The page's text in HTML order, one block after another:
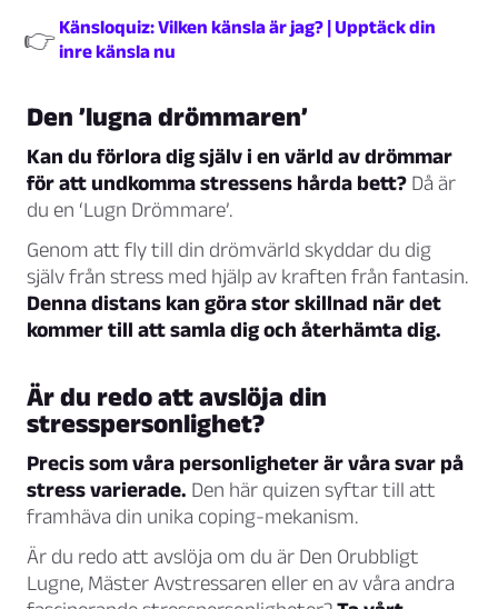
👉 Känsloquiz: Vilken känsla är jag? | Upptäck din
inre känsla nu
Den ’lugna drömmaren’
Kan du förlora dig själv i en värld av drömmar
för att undkomma stressens hårda bett? Då är
du en ‘Lugn Drömmare’.
Genom att fly till din drömvärld skyddar du dig
själv från stress med hjälp av kraften från fantasin.
Denna distans kan göra stor skillnad när det
kommer till att samla dig och återhämta dig.
Är du redo att avslöja din
stresspersonlighet?
Precis som våra personligheter är våra svar på
stress varierade. Den här quizen syftar till att
framhäva din unika coping-mekanism.
Är du redo att avslöja om du är Den Orubbligt
Lugne, Mäster Avstressaren eller en av våra andra